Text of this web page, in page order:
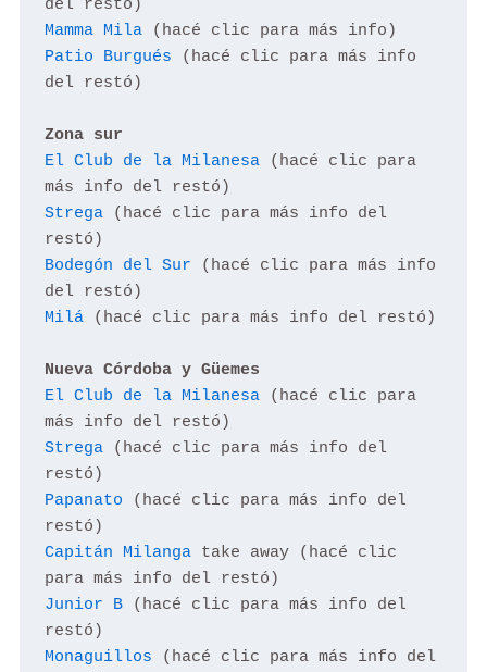
Mamma Mila
Patio Burgués (hacé clic para más info
del restó)
Zona sur
El Club de la Milanesa (hacé clic para
Strega (hacé clic para más info del
Bodegón del Sur (hacé clic para más info
Milá (hacé clic para más info del restó)
Nueva Córdoba y Güemes
El Club de la Milanesa (hacé clic para
Strega (hacé clic para más info del
Papanato (hacé clic para más info del
Capitán Milanga take away (hacé clic
Junior B (hacé clic para más info del
Monaguillos (hacé clic para más info del